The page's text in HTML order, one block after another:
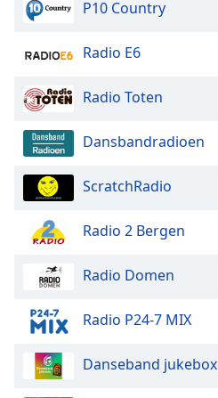
P10 Country
Radio E6
Radio Toten
Dansbandradioen
ScratchRadio
Radio 2 Bergen
Radio Domen
Radio P24-7 MIX
Danseband jukebox